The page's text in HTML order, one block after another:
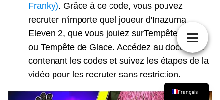
Franky). Grâce à ce code, vous pouvez
recruter n'importe quel joueur d'Inazuma
Eleven 2, que vous jouiez surTempête de Feu
ou Tempête de Glace. Accédez au document
contenant les codes et suivez les étapes de la
vidéo pour les recruter sans restriction.
Français
Español
English (UK)
Italiano
Deutsch
日本語